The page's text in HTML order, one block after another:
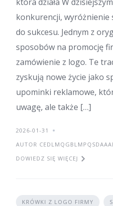
konkurencji, wyróżnienie
do sukcesu. Jednym z
sposobów na promocję
zamówienie z logo. Te
zyskują nowe życie jako
upominki reklamowe,
uwagę, ale także […]
2026-01-31
AUTOR
DOWIEDZ SIĘ WIĘCEJ
KRÓWKI Z LOGO FIRMY